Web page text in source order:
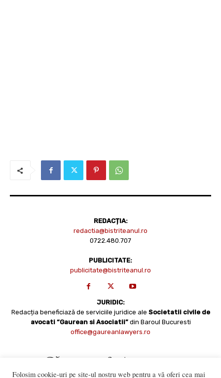
REDACȚIA:
redactia@bistriteanul.ro
0722.480.707
PUBLICITATE:
publicitate@bistriteanul.ro
JURIDIC:
Redacția beneficiază de serviciile juridice ale Societatii civile de
avocati “Gaurean si Asociatii” din Baroul Bucuresti
office@gaureanlawyers.ro
Folosim cookie-uri pe site-ul nostru web pentru a vă oferi cea mai